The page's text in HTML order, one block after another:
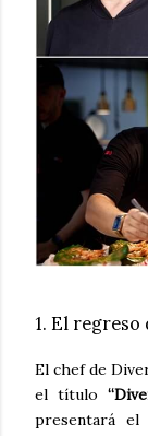
1. El regreso
El chef de
el título
presentará